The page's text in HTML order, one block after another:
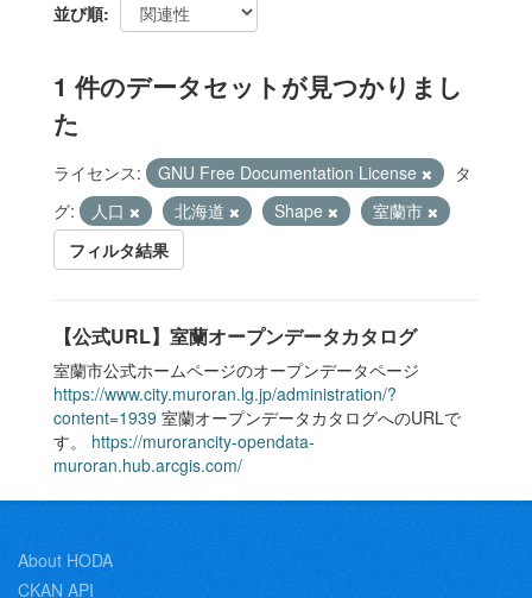
並び順
1 件のデータセットが見つかりまし
た
ライセンス: GNU Free Documentation License
タ
グ:
人口 北海道 Shape
室蘭市
フィルタ結果
【公式URL】室蘭オープンデータカタログ
室蘭市公式ホームページのオープンデータページ
https://www.city.muroran.lg.jp/administration/?
content=1939 室蘭オープンデータカタログへのURLで
す。 https://murorancity-opendata-
muroran.hub.arcgis.com/
About HODA
CKAN API